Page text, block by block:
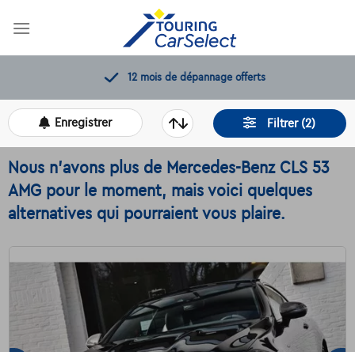
12 mois de dépannage offerts
Filtrer (2)
Enregistrer
Nous n'avons plus de Mercedes-Benz CLS 53
AMG pour le moment, mais voici quelques
alternatives qui pourraient vous plaire.